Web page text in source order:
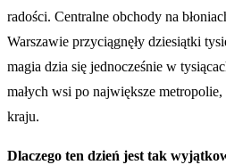
radości. Centralne obchody na
Warszawie przyciągnęły dziesiątki
magia dzia się jednocześnie w
małych wsi po największe
kraju.
Dlaczego ten dzień jest tak